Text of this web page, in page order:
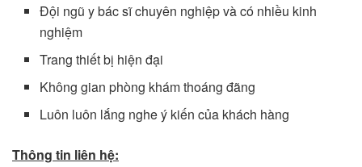
Đội ngũ y bác sĩ chuyên nghiệp và có nhiều kinh
nghiệm
Trang thiết bị hiện đại
Không gian phòng khám thoáng đãng
Luôn luôn lắng nghe ý kiến của khách hàng
Thông tin liên hệ: